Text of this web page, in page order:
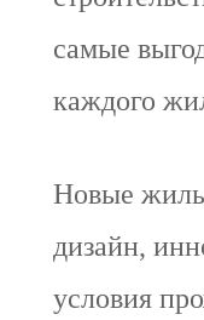
самые
каждого
Новые
дизайн,
условия